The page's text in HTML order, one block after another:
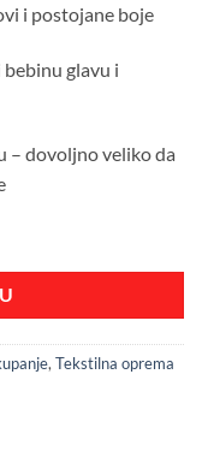
i postojane boje
glavu i
– dovoljno veliko da
, Tekstilna oprema